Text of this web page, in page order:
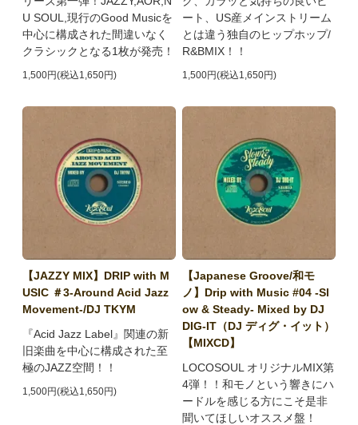
U SOUL,現行のGood Musicを
中心に構成された間違いなく
クラシックとなる1枚が発売！
1,500円(税込1,650円)
ート、US産メインストリーム
とは違う独自のヒップホップ/
R&BMIX！！
1,500円(税込1,650円)
【JAZZY MIX】DRIP with M
USIC ＃3-Around Acid Jazz
Movement-/DJ TKYM
『Acid Jazz Label』関連の新
旧楽曲を中心に構成された至
極のJAZZ空間！！
1,500円(税込1,650円)
【Japanese Groove/和モ
ノ】Drip with Music #04 -Sl
ow & Steady- Mixed by DJ
DIG-IT（DJ ディグ・イット）
【MIXCD】
LOCOSOUL オリジナルMIX第
4弾！！和モノという響きにハ
ードルを感じる方にこそ是非
聞いてほしいオススメ盤！